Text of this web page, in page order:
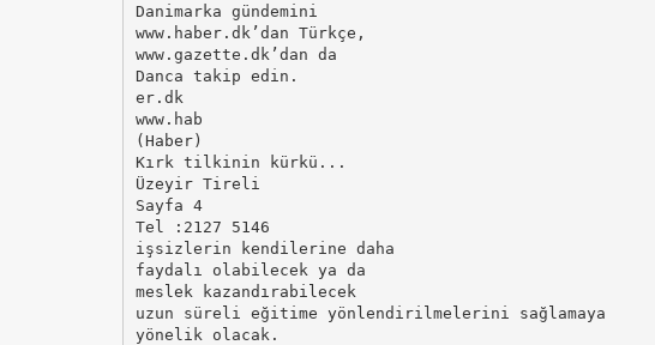
Danimarka gündemini
www.haber.dk’dan Türkçe,
www.gazette.dk’dan da
Danca takip edin.
er.dk
www.hab
(Haber)
Kırk tilkinin kürkü...
Üzeyir Tireli
Sayfa 4
Tel :2127 5146
işsizlerin kendilerine daha
faydalı olabilecek ya da
meslek kazandırabilecek
uzun süreli eğitime yönlendirilmelerini sağlamaya
yönelik olacak.